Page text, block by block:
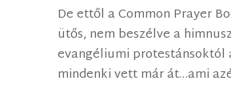
De ettől a Common Prayer
ütős, nem beszélve a
evangéliumi
mindenki vett már át…ami